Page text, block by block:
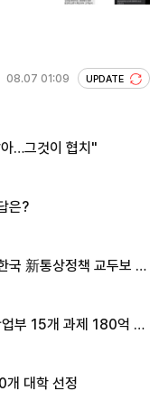
08.07 01:09 UPDATE
…그것이 협치"
은?
국 新통상정책 교두보 활
부 15개 과제 180억 지
개 대학 선정